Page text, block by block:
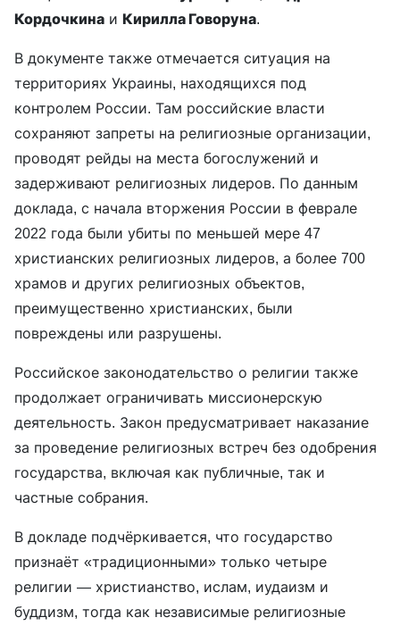
Кордочкина и Кирилла Говоруна.
В документе также отмечается ситуация на
территориях Украины, находящихся под
контролем России. Там российские власти
сохраняют запреты на религиозные организации,
проводят рейды на места богослужений и
задерживают религиозных лидеров. По данным
доклада, с начала вторжения России в феврале
2022 года были убиты по меньшей мере 47
христианских религиозных лидеров, а более 700
храмов и других религиозных объектов,
преимущественно христианских, были
повреждены или разрушены.
Российское законодательство о религии также
продолжает ограничивать миссионерскую
деятельность. Закон предусматривает наказание
за проведение религиозных встреч без одобрения
государства, включая как публичные, так и
частные собрания.
В докладе подчёркивается, что государство
признаёт «традиционными» только четыре
религии — христианство, ислам, иудаизм и
буддизм, тогда как независимые религиозные